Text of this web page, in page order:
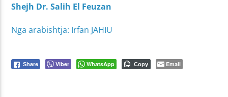
Shejh Dr. Salih El Feuzan
Nga arabishtja: Irfan JAHIU
Share Viber WhatsApp Copy Email